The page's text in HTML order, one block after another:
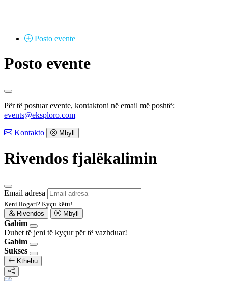
Posto evente
Posto evente
Për të postuar evente, kontaktoni në email më poshtë:
events@eksploro.com
Kontakto Mbyll
Rivendos fjalëkalimin
Email adresa
Keni llogari? Kyçu këtu!
Rivendos
Mbyll
Gabim
Duhet të jeni të kyçur për të vazhduar!
Gabim
Sukses
Kthehu